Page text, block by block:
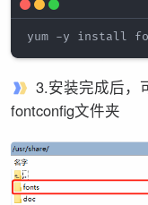
3.安装完成后，
fontconfig文件夹